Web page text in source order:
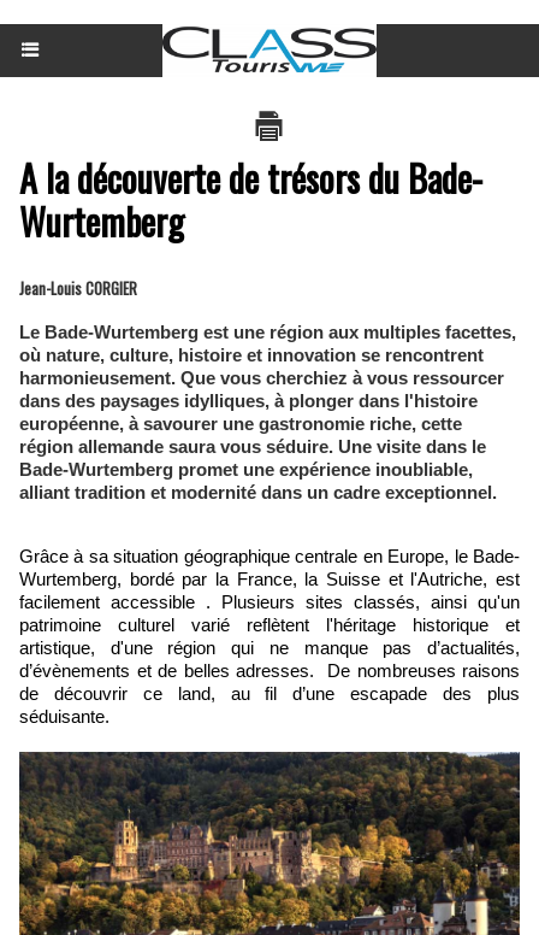
A la découverte de trésors du Bade-
Wurtemberg
Jean-Louis CORGIER
Le Bade-Wurtemberg est une région aux multiples facettes,
où nature, culture, histoire et innovation se rencontrent
harmonieusement. Que vous cherchiez à vous ressourcer
dans des paysages idylliques, à plonger dans l'histoire
européenne, à savourer une gastronomie riche, cette
région allemande saura vous séduire. Une visite dans le
Bade-Wurtemberg promet une expérience inoubliable,
alliant tradition et modernité dans un cadre exceptionnel.
Grâce à sa situation géographique centrale en Europe, le Bade-
Wurtemberg, bordé par la France, la Suisse et l'Autriche, est
facilement accessible . Plusieurs sites classés, ainsi qu'un
patrimoine culturel varié reflètent l'héritage historique et
artistique, d'une région qui ne manque pas d’actualités,
d’évènements et de belles adresses. De nombreuses raisons
de découvrir ce land, au fil d’une escapade des plus
séduisante.